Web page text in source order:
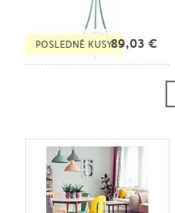
POSLEDNÉ KUSY89,03 €